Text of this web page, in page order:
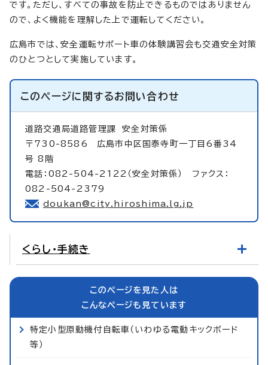
です。ただし、すべての事故を防止できるものではありません
ので、よく機能を理解した上で運転してください。
広島市では、安全運転サポート車の体験講習会も交通安全対策
のひとつとして実施しています。
このページに関するお問い合わせ
道路交通局道路管理課安全対策係
〒730-8586 広島市中区国泰寺町一丁目6番34
号 8階
電話：082-504-2122（安全対策係） ファクス：
082-504-2379
doukan@city.hiroshima.lg.jp
くらし・手続き
このページを見た人は
こんなページも見ています
特定小型原動機付自転車（いわゆる電動キックボード
等）